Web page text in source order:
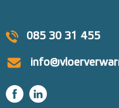
085 30 31 455